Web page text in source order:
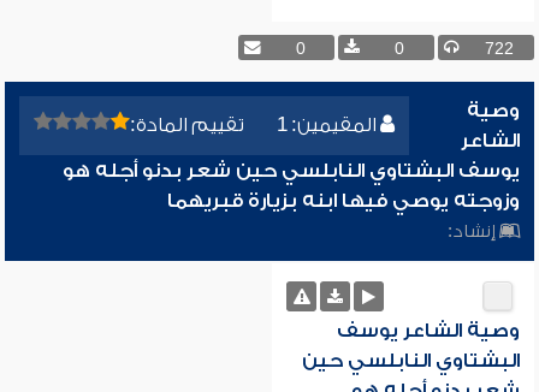
722
0
0
المقيمين: 1 تقييم المادة:
وصية
الشاعر
يوسف البشتاوي النابلسي حين شعر بدنو أجله هو
وزوجته يوصي فيها ابنه بزيارة قبريهما
إنشاد:
وصية الشاعر يوسف
البشتاوي النابلسي حين